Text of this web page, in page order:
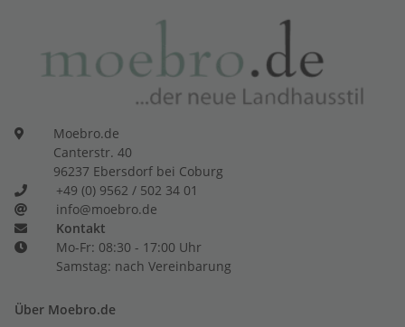
Moebro.de
Canterstr. 40
96237 Ebersdorf bei Coburg
+49 (0) 9562 / 502 34 01
info@moebro.de
Kontakt
Mo-Fr: 08:30 - 17:00 Uhr
Samstag: nach Vereinbarung
Über Moebro.de